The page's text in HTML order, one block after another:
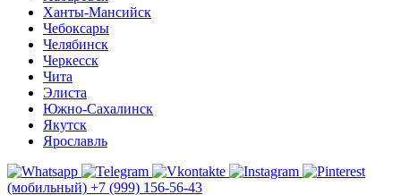
Ханты-Мансийск
Чебоксары
Челябинск
Черкесск
Чита
Элиста
Южно-Сахалинск
Якутск
Ярославль
(мобильный) +7 (999) 156-56-43